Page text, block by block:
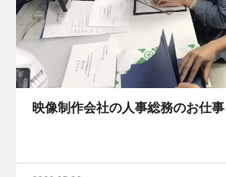
映像制作会社の人事総務のお仕事